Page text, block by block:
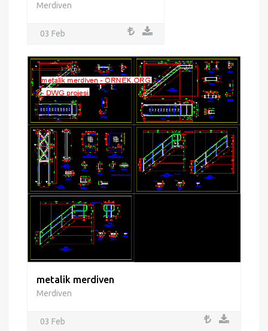
Merdiven
03 Feb
metalik merdiven
Merdiven
03 Feb